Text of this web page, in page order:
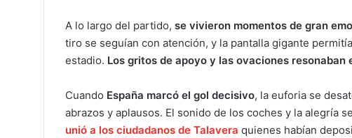
A lo largo del partido, se vivieron momentos de gran
tiro se seguían con atención, y la pantalla gigante
estadio. Los gritos de apoyo y las ovaciones resonaban
Cuando España marcó el gol decisivo, la euforia se
abrazos y aplausos. El sonido de los coches y la alegría
unió a los ciudadanos de Talavera quienes habían